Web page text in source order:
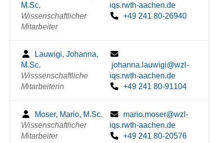
M.Sc.
Wissenschaftlicher
Mitarbeiter
iqs.rwth-aachen.de
+49 241 80-26940
Lauwigi, Johanna,
M.Sc.
Wisssenschaftliche
Mitarbeiterin
johanna.lauwigi@wzl-
iqs.rwth-aachen.de
+49 241 80-91104
Moser, Mario, M.Sc.
Wissenschaftlicher
Mitarbeiter
mario.moser@wzl-
iqs.rwth-aachen.de
+49 241 80-20576